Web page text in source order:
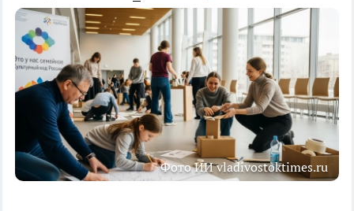
Фото ИИ vladivostoktimes.ru